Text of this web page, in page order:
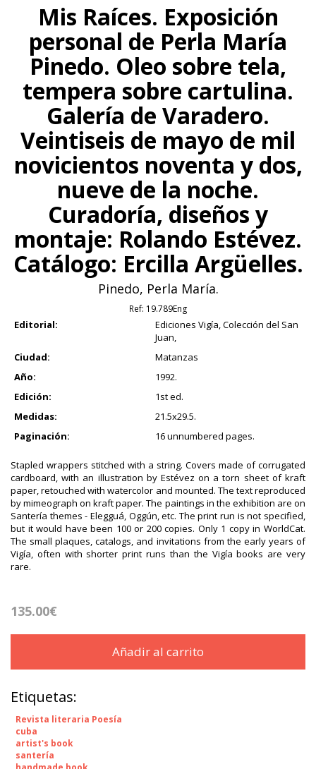
Mis Raíces. Exposición
personal de Perla María
Pinedo. Oleo sobre tela,
tempera sobre cartulina.
Galería de Varadero.
Veintiseis de mayo de mil
novicientos noventa y dos,
nueve de la noche.
Curadoría, diseños y
montaje: Rolando Estévez.
Catálogo: Ercilla Argüelles.
Pinedo, Perla María.
Ref: 19.789Eng
Editorial:
Ediciones Vigía, Colección del San
Juan,
Ciudad:
Matanzas
Año:
1992.
Edición:
1st ed.
Medidas:
21.5x29.5.
Paginación:
16 unnumbered pages.
Stapled wrappers stitched with a string. Covers made of corrugated
cardboard, with an illustration by Estévez on a torn sheet of kraft
paper, retouched with watercolor and mounted. The text reproduced
by mimeograph on kraft paper. The paintings in the exhibition are on
Santería themes - Elegguá, Oggún, etc. The print run is not specified,
but it would have been 100 or 200 copies. Only 1 copy in WorldCat.
The small plaques, catalogs, and invitations from the early years of
Vigía, often with shorter print runs than the Vigía books are very
rare.
135.00€
Añadir al carrito
Etiquetas:
Revista literaria Poesía
cuba
artist's book
santería